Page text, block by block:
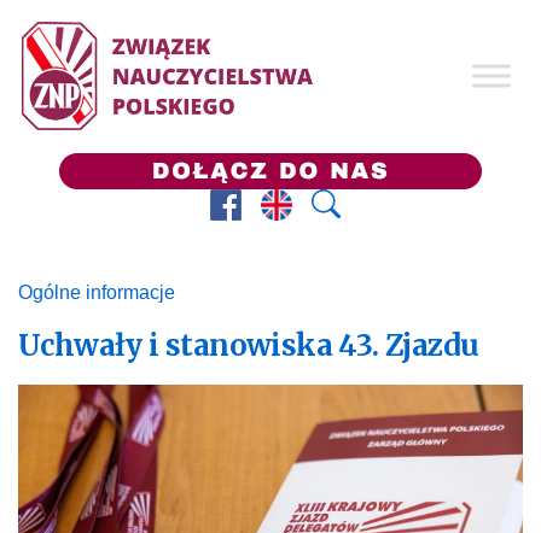
FacebookPrezes ZNP
Wyszukaj
Ogólne informacje
Uchwały i stanowiska 43. Zjazdu